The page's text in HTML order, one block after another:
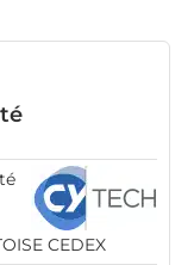
CEDEX